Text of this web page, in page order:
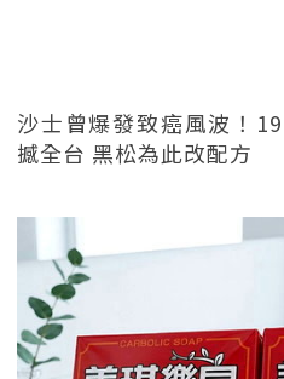
沙士曾爆發致癌風波！
撼全台 黑松為此改配方